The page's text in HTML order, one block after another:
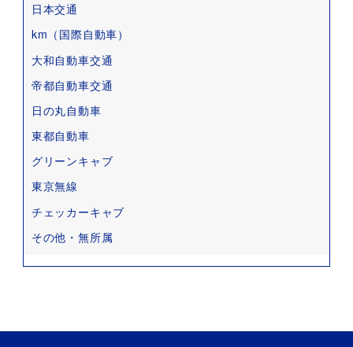
日本交通
km（国際自動車）
大和自動車交通
帝都自動車交通
日の丸自動車
東都自動車
グリーンキャブ
東京無線
チェッカーキャブ
その他・無所属